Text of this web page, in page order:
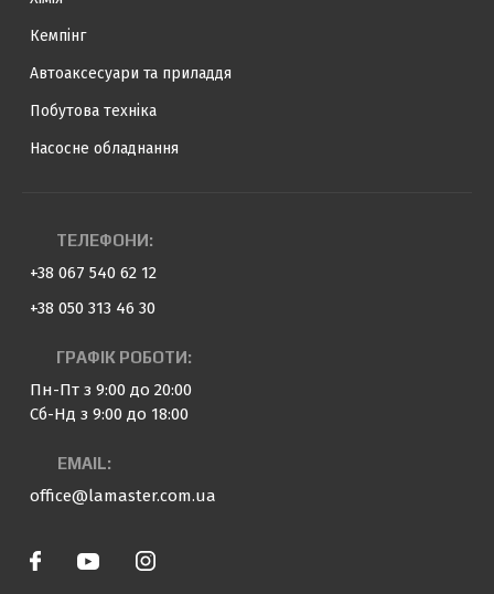
Кемпінг
Автоаксесуари та приладдя
Побутова техніка
Насосне обладнання
ТЕЛЕФОНИ:
+38 067 540 62 12
+38 050 313 46 30
ГРАФІК РОБОТИ:
Пн-Пт з 9:00 до 20:00
Сб-Нд з 9:00 до 18:00
EMAIL:
office@lamaster.com.ua